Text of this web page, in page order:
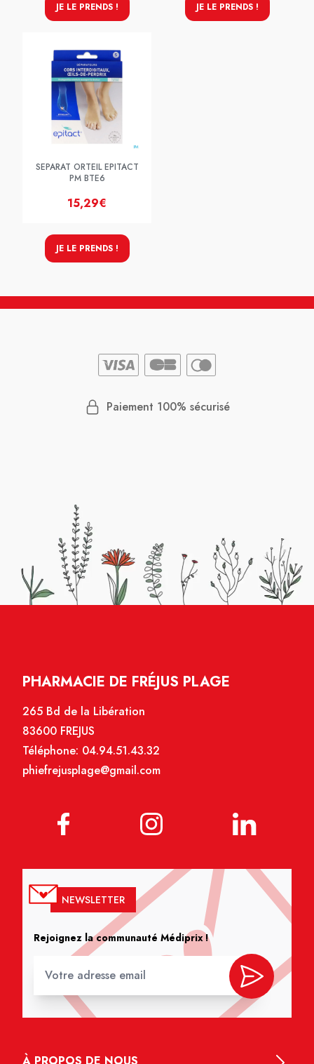
JE LE PRENDS ! JE LE PRENDS !
SEPARAT ORTEIL EPITACT
PM BTE6
15,29€
JE LE PRENDS !
Paiement 100% sécurisé
PHARMACIE DE FRÉJUS PLAGE
265 Bd de la Libération
83600 FREJUS
Téléphone: 04.94.51.43.32
phiefrejusplage@gmail.com
NEWSLETTER
Rejoignez la communauté Médiprix !